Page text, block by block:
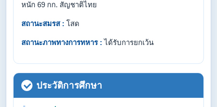
หนัก 69 กก. สัญชาติไทย
สถานะสมรส : โสด
สถานะภาพทางการทหาร : ได้รับการยกเว้น
ประวัติการศึกษา